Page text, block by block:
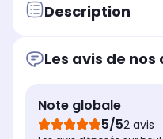
Description
Les avis de nos
Note globale
5/52 avis